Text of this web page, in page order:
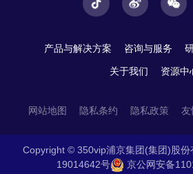
产品与解决方案 咨询与服务
关于我们 资源中
网站地图 隐私条约 隐私政策 友
Copyright © 350vip浦京集团(集团)股份
19014642号
京公网安备